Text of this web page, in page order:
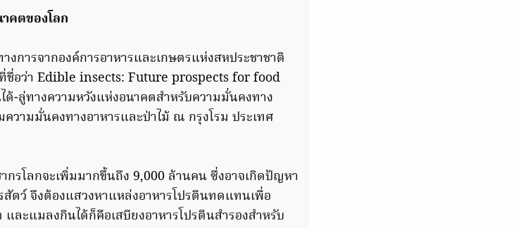
คตของโลก
งการจากองค์การอาหารและเกษตรแห่งสหประชาชาติ
ชื่อว่า Edible insects: Future prospects for food
-ลู่ทางความหวังแห่งอนาคตสำหรับความมั่นคงทาง
วามมั่นคงทางอาหารและป่าไม้ ณ กรุงโรม ประเทศ
กรโลกจะเพิ่มมากขึ้นถึง 9,000 ล้านคน ซึ่งอาจเกิดปัญหา
ตว์ จึงต้องแสวงหาแหล่งอาหารโปรตีนทดแทนเพื่อ
ละแมลงกินได้ก็คือเสบียงอาหารโปรตีนสำรองสำหรับ